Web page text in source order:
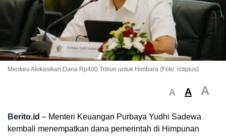
Menkeu Alokasikan Dana Rp400 Triliun untuk Himbara (Foto: rctiplus)
A A A
Berito.id – Menteri Keuangan Purbaya Yudhi Sadewa
kembali menempatkan dana pemerintah di Himpunan